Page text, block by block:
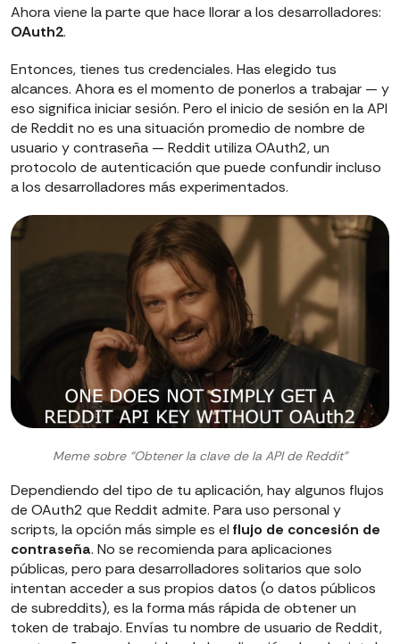
Ahora viene la parte que hace llorar a los desarrolladores:
OAuth2.
Entonces, tienes tus credenciales. Has elegido tus
alcances. Ahora es el momento de ponerlos a trabajar — y
eso significa iniciar sesión. Pero el inicio de sesión en la API
de Reddit no es una situación promedio de nombre de
usuario y contraseña — Reddit utiliza OAuth2, un
protocolo de autenticación que puede confundir incluso
a los desarrolladores más experimentados.
Meme sobre “Obtener la clave de la API de Reddit”
Dependiendo del tipo de tu aplicación, hay algunos flujos
de OAuth2 que Reddit admite. Para uso personal y
scripts, la opción más simple es el flujo de concesión de
contraseña. No se recomienda para aplicaciones
públicas, pero para desarrolladores solitarios que solo
intentan acceder a sus propios datos (o datos públicos
de subreddits), es la forma más rápida de obtener un
token de trabajo. Envías tu nombre de usuario de Reddit,